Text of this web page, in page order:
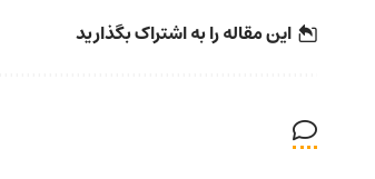
این مقاله را به اشتراک بگذارید